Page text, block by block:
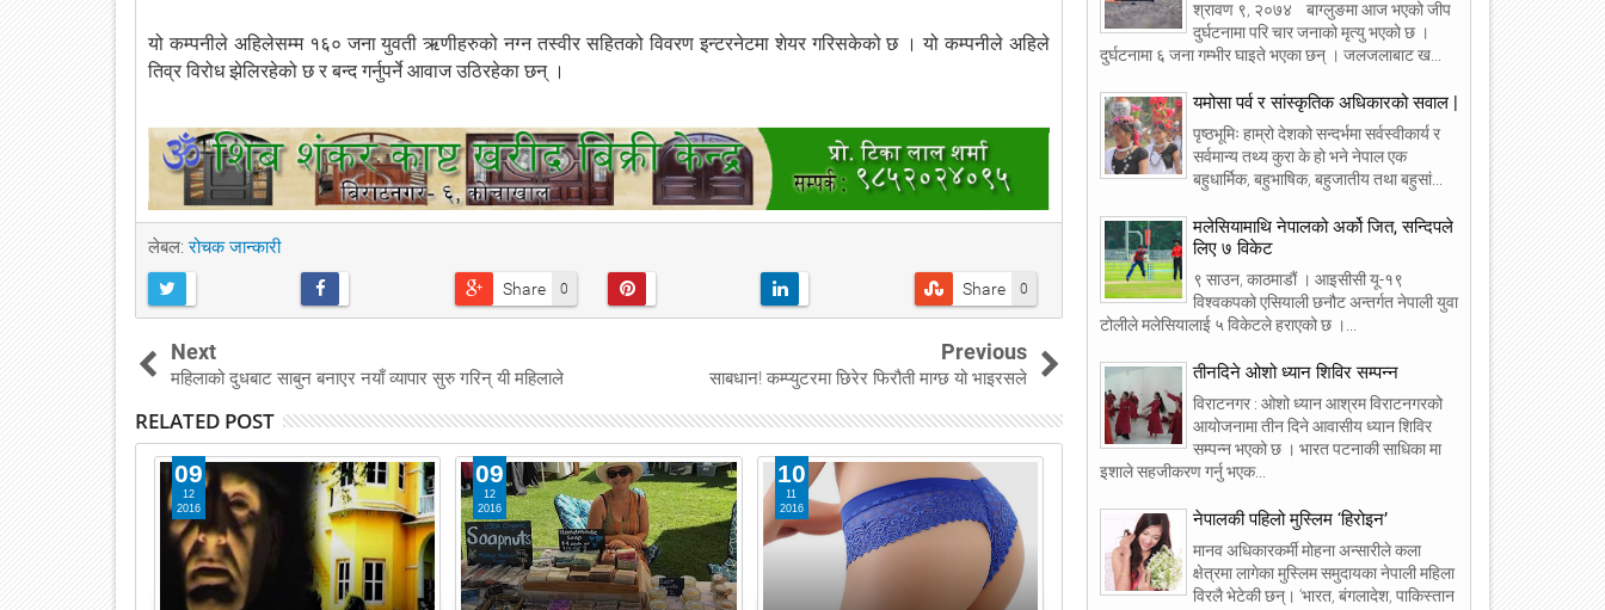
यो कम्पनीले अहिलेसम्म १६० जना युवती ऋणीहरुको नग्न तस्वीर सहितको विवरण इन्टरनेटमा शेयर गरिसकेको छ । यो कम्पनीले अहिले
तिव्र विरोध झेलिरहेको छ र बन्द गर्नुपर्ने आवाज उठिरहेका छन् ।
लेबल:रोचक जान्कारी
0
Share 0
Share
Next
महिलाको दुधबाट साबुन बनाएर नयाँ व्यापार सुरु गरिन् यी महिलाले
Previous
साबधान! कम्प्युटरमा छिरेर फिरौती माग्छ यो भाइरसले
RELATED POST
09
12
2016
09
12
2016
10
11
2016
07
2016
श्रावण ९, २०७४ बाग्लुङमा आज भएको जीप
दुर्घटनामा परि चार जनाको मृत्यु भएको छ ।
दुर्घटनामा ६ जना गम्भीर घाइते भएका छन् । जलजलाबाट ख...
यमोसा पर्व र सांस्कृतिक अधिकारको सवाल |
पृष्ठभूमिः हाम्रो देशको सन्दर्भमा सर्वस्वीकार्य र
सर्वमान्य तथ्य कुरा के हो भने नेपाल एक
बहुधार्मिक, बहुभाषिक, बहुजातीय तथा बहुसां...
मलेसियामाथि नेपालको अर्को जित, सन्दिपले
लिए ७ विकेट
९ साउन, काठमाडौं । आइसीसी यू-१९
विश्वकपको एसियाली छनौट अन्तर्गत नेपाली युवा
टोलीले मलेसियालाई ५ विकेटले हराएको छ ।...
तीनदिने ओशो ध्यान शिविर सम्पन्न
विराटनगर : ओशो ध्यान आश्रम विराटनगरको
आयोजनामा तीन दिने आवासीय ध्यान शिविर
सम्पन्न भएको छ । भारत पटनाकी साधिका मा
इशाले सहजीकरण गर्नु भएक...
नेपालकी पहिलो मुस्लिम ‘हिरोइन’
मानव अधिकारकर्मी मोहना अन्सारीले कला
क्षेत्रमा लागेका मुस्लिम समुदायका नेपाली महिला
विरलै भेटेकी छन्। ‘भारत, बंगलादेश, पाकिस्तान